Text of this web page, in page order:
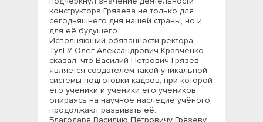
конструктора Грязева не только для
сегодняшнего дня нашей страны, но и
для её будущего.
Исполняющий обязанности ректора
ТулГУ Олег Александрович Кравченко
сказал, что Василий Петрович Грязев
является создателем такой уникальной
системы подготовки кадров, при которой
его ученики и ученики его учеников,
опираясь на научное наследие учёного,
продолжают развивать её.
Благодаря Василию Петровичу Грязеву,